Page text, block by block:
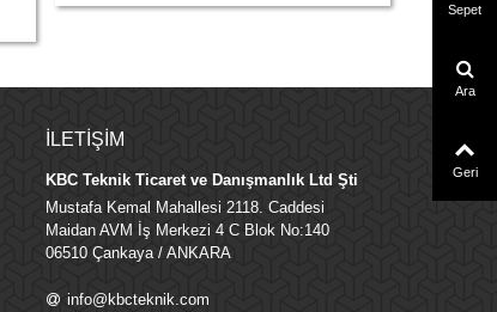
İLETIŞIM
KBC Teknik Ticaret ve Danışmanlık Ltd Şti
Mustafa Kemal Mahallesi 2118. Caddesi
Maidan AVM İş Merkezi 4 C Blok No:140
06510 Çankaya / ANKARA
info@kbcteknik.com
Sepet
Ara
Geri